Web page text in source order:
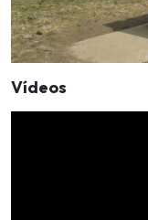
Vídeos